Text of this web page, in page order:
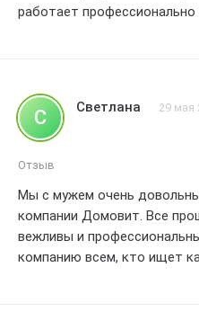
работает
С Светлана 29 мая
Отзыв
Мы с мужем очень
компании Домовит. Все
вежливы и
компанию всем, кто ищет